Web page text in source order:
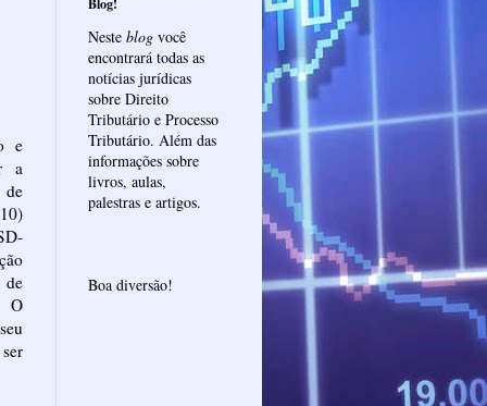
e
a
de
O
Neste blog você
encontrará todas as
notícias jurídicas
sobre Direito
Tributário e Processo
Tributário. Além das
informações sobre
livros, aulas,
palestras e artigos.
Boa diversão!